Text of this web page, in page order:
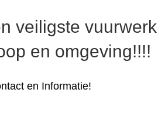
veiligste vuurwerk
en omgeving!!!!
en Informatie!